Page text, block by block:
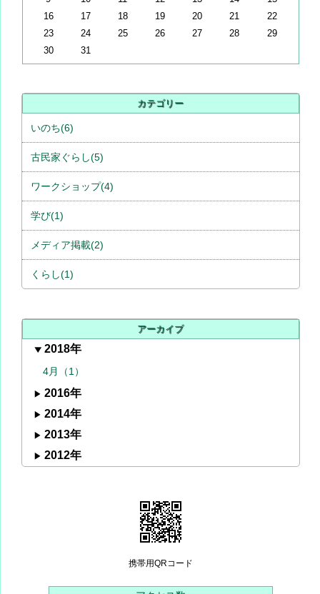
16
17 18 19 20 21
22
23
24 25 26 27 28
29
30
31
カテゴリー
いのち(6)
古民家ぐらし(5)
ワークショップ(4)
学び(1)
メディア掲載(2)
くらし(1)
アーカイブ
2018年
4月（1）
2016年
2014年
2013年
2012年
携帯用QRコード